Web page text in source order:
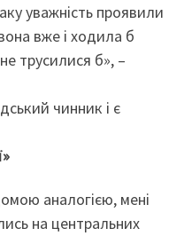
уважність проявили
вже і ходила б
трусилися б», –
чинник і є
аналогією, мені
на центральних